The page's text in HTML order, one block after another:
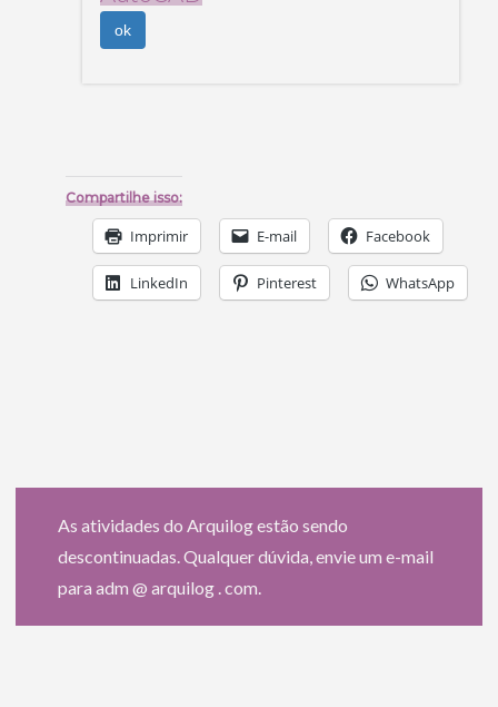
ok
Compartilhe isso:
Imprimir E-mail Facebook
LinkedIn Pinterest WhatsApp
As atividades do Arquilog estão sendo
descontinuadas. Qualquer dúvida, envie um e-mail
para adm @ arquilog . com.